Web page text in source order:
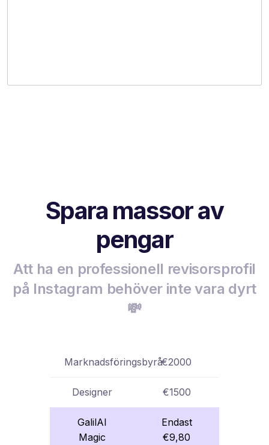
Spara massor av
pengar
Att ha en professionell revisorsprofil
på Instagram behöver inte vara dyrt
💸
Marknadsföringsbyrå€2000
Designer €1500
GalilAI
Magic
Endast
€9,80